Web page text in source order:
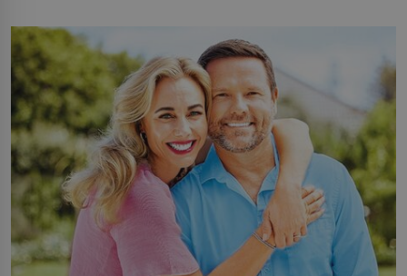
můžete obohatit své rituály a přinést do svého života
větší harmonii a klid. Je důležité